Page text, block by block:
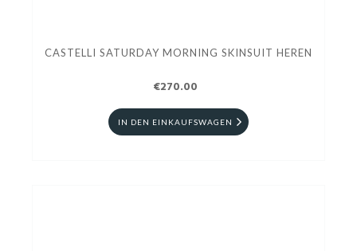
CASTELLI SATURDAY MORNING SKINSUIT HEREN
€270.00
IN DEN EINKAUFSWAGEN